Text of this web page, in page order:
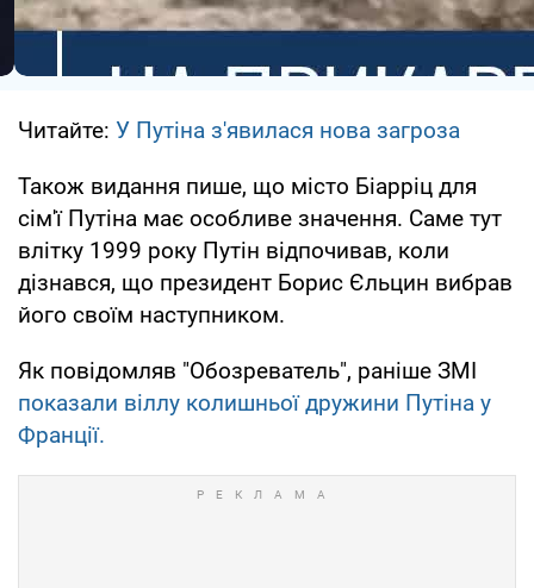
Читайте: У Путіна з'явилася нова загроза
Також видання пише, що місто Біарріц для
сім'ї Путіна має особливе значення. Саме тут
влітку 1999 року Путін відпочивав, коли
дізнався, що президент Борис Єльцин вибрав
його своїм наступником.
Як повідомляв "Обозреватель", раніше ЗМІ
показали віллу колишньої дружини Путіна у
Франції.